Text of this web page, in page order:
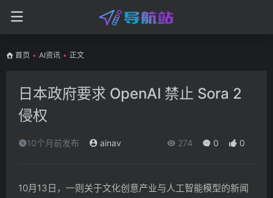
首页 • AI资讯 • 正文
日本政府要求 OpenAI 禁止 Sora 2
侵权
10个月前发布 ainav 274 0 0
10月13日，一则关于文化创意产业与人工智能模型的新闻